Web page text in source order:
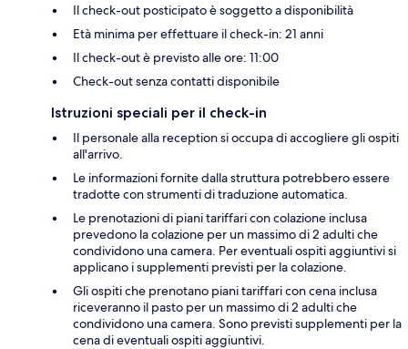
Il check-out posticipato è soggetto a disponibilità
Età minima per effettuare il check-in: 21 anni
Il check-out è previsto alle ore: 11:00
Check-out senza contatti disponibile
Istruzioni speciali per il check-in
Il personale alla reception si occupa di accogliere gli ospiti
all'arrivo.
Le informazioni fornite dalla struttura potrebbero essere
tradotte con strumenti di traduzione automatica.
Le prenotazioni di piani tariffari con colazione inclusa
prevedono la colazione per un massimo di 2 adulti che
condividono una camera. Per eventuali ospiti aggiuntivi si
applicano i supplementi previsti per la colazione.
Gli ospiti che prenotano piani tariffari con cena inclusa
riceveranno il pasto per un massimo di 2 adulti che
condividono una camera. Sono previsti supplementi per la
cena di eventuali ospiti aggiuntivi.